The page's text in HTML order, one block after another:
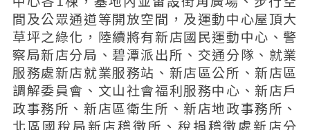
間及公眾通道等開放空間，及運動中心屋頂大
草坪之綠化，陸續將有新店國民運動中心、警
察局新店分局、碧潭派出所、交通分隊、就業
服務處新店就業服務站、新店區公所、新店區
調解委員會、文山社會福利服務中心、新店戶
政事務所、新店區衛生所、新店地政事務所、
北區國稅局新店稽徵所、稅捐稽徵處新店分